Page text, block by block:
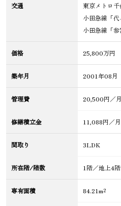
交通
東京メトロ
小田急線「
小田急線「
価格 25,800万円
築年月 2001年08月
管理費 20,500円／月
修繕積立金 11,088円／月
間取り 3LDK
所在階/階数 1階／地上4
専有面積 84.21m²